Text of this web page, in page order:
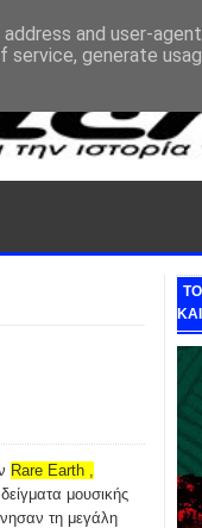
Rare Earth ,
μουσικής
τη μεγάλη
and user-agent
service, generate